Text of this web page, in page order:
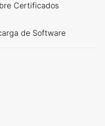
Certificados
de Software